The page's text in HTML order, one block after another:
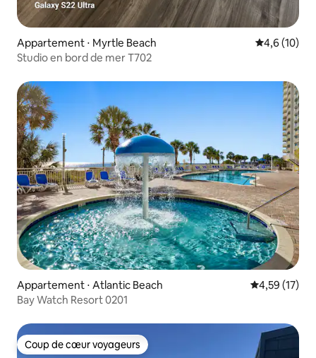
Appartement ⋅ Myrtle Beach Évaluation
4,6 (10)
Studio en bord de mer T702
Appartement ⋅ Atlantic Beach Évaluation
4,59 (17)
Bay Watch Resort 0201
Coup de cœur voyageurs
Coup de cœur voyageurs